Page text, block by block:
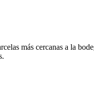
más cercanas a la